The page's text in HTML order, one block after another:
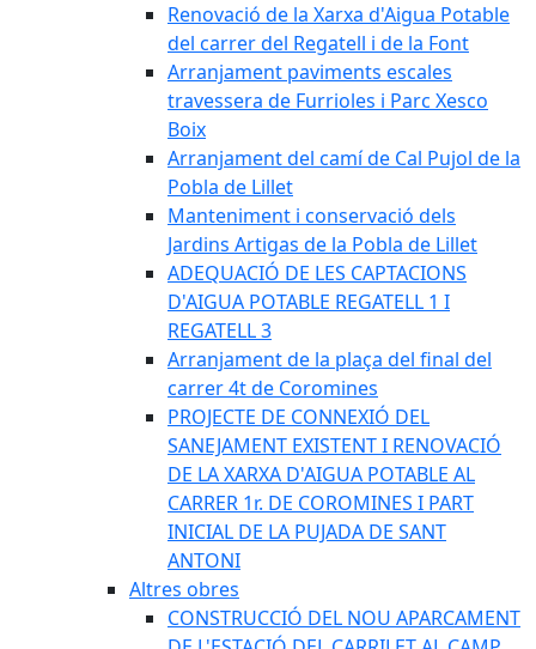
Renovació de la Xarxa d'Aigua Potable
del carrer del Regatell i de la Font
Arranjament paviments escales
travessera de Furrioles i Parc Xesco
Boix
Arranjament del camí de Cal Pujol de la
Pobla de Lillet
Manteniment i conservació dels
Jardins Artigas de la Pobla de Lillet
ADEQUACIÓ DE LES CAPTACIONS
D'AIGUA POTABLE REGATELL 1 I
REGATELL 3
Arranjament de la plaça del final del
carrer 4t de Coromines
PROJECTE DE CONNEXIÓ DEL
SANEJAMENT EXISTENT I RENOVACIÓ
DE LA XARXA D'AIGUA POTABLE AL
CARRER 1r. DE COROMINES I PART
INICIAL DE LA PUJADA DE SANT
ANTONI
Altres obres
CONSTRUCCIÓ DEL NOU APARCAMENT